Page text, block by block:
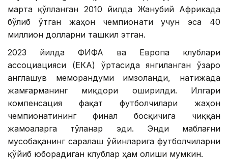
марта қўлланган 2010 йилда Жанубий Африкада
бўлиб ўтган жаҳон чемпионати учун эса 40
миллион долларни ташкил этган.
2023 йилда ФИФА ва Европа клублари
ассоциацияси (ЕКА) ўртасида янгиланган ўзаро
англашув меморандуми имзоланди, натижада
жамғарманинг миқдори оширилди. Илгари
компенсация фақат футболчилари жаҳон
чемпионатининг финал босқичига чиққан
жамоаларга тўланар эди. Энди маблағни
мусобақанинг саралаш ўйинларига футболчиларни
қўйиб юборадиган клублар ҳам олиши мумкин.